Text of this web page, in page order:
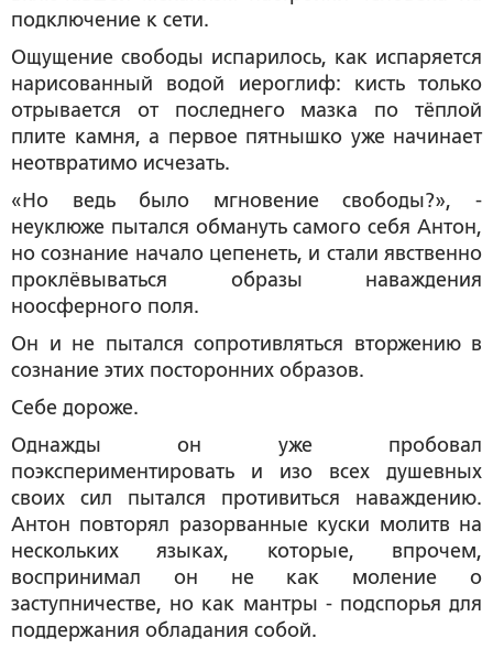
подключение к сети.
Ощущение свободы испарилось, как испаряется
нарисованный водой иероглиф: кисть только
отрывается от последнего мазка по тёплой
плите камня, а первое пятнышко уже начинает
неотвратимо исчезать.
«Но ведь было мгновение свободы?», -
неуклюже пытался обмануть самого себя Антон,
но сознание начало цепенеть, и стали явственно
проклёвываться образы наваждения
ноосферного поля.
Он и не пытался сопротивляться вторжению в
сознание этих посторонних образов.
Себе дороже.
Однажды он уже пробовал
поэкспериментировать и изо всех душевных
своих сил пытался противиться наваждению.
Антон повторял разорванные куски молитв на
нескольких языках, которые, впрочем,
воспринимал он не как моление о
заступничестве, но как мантры - подспорья для
поддержания обладания собой.